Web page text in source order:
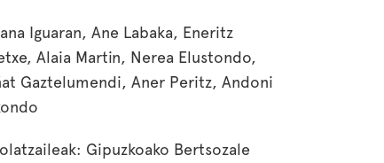
Iguaran, Ane Labaka, Eneritz
Alaia Martin, Nerea Elustondo,
Gaztelumendi, Aner Peritz, Andoni
Gipuzkoako Bertsozale